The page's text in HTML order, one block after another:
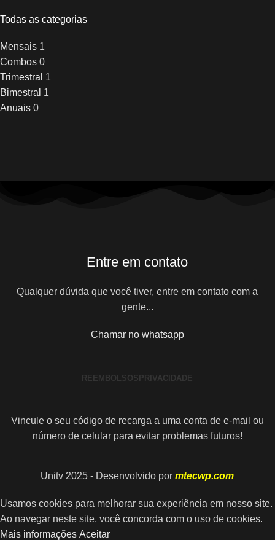
Todas as categorias
Mensais 1
Combos 0
Trimestral 1
Bimestral 1
Anuais 0
Entre em contato
Qualquer dúvida que você tiver, entre em contato com a
gente...
Chamar no whatsapp
REEMBOLSOS PRIVACIDADE
Vincule o seu código de recarga a uma conta de e-mail ou
número de celular para evitar problemas futuros!
Unitv 2025 - Desenvolvido por mtecwp.com
Usamos cookies para melhorar sua experiência em nosso site.
Ao navegar neste site, você concorda com o uso de cookies.
Mais informações Aceitar